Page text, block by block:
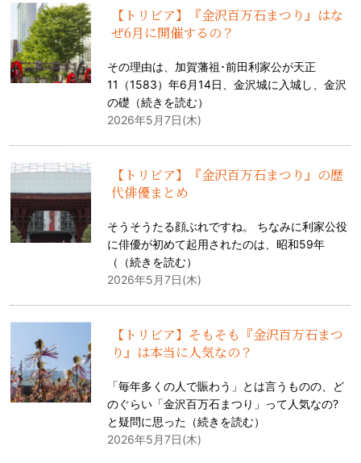
【トリビア】『金沢百万石まつり』はな
ぜ6月に開催するの？
その理由は、加賀藩祖･前田利家公が天正
11（1583）年6月14日、金沢城に入城し、金沢
の礎（続きを読む）
2026年5月7日(木)
【トリビア】『金沢百万石まつり』の歴
代俳優まとめ
そうそうたる顔ぶれですね。 ちなみに利家公役
に俳優が初めて起用されたのは、昭和59年
（（続きを読む）
2026年5月7日(木)
【トリビア】そもそも『金沢百万石まつ
り』は本当に人気なの？
「毎年多くの人で賑わう」とは言うものの、ど
のぐらい「金沢百万石まつり」って人気なの?
と疑問に思った（続きを読む）
2026年5月7日(木)